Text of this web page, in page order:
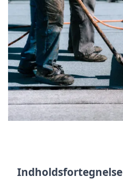
Indholdsfortegnelse